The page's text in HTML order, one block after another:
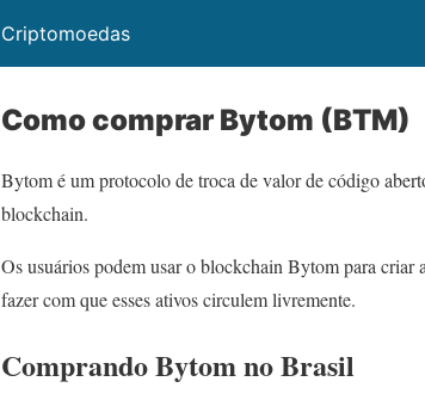
Criptomoedas
Como comprar Bytom (BTM)
Bytom é um protocolo de troca de valor de código
blockchain.
Os usuários podem usar o blockchain Bytom para criar
fazer com que esses ativos circulem livremente.
Comprando Bytom no Brasil